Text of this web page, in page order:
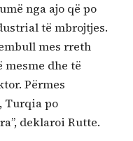
nga ajo që po
të mbrojtjes.
mes rreth
mesme dhe të
Përmes
Turqia po
deklaroi Rutte.